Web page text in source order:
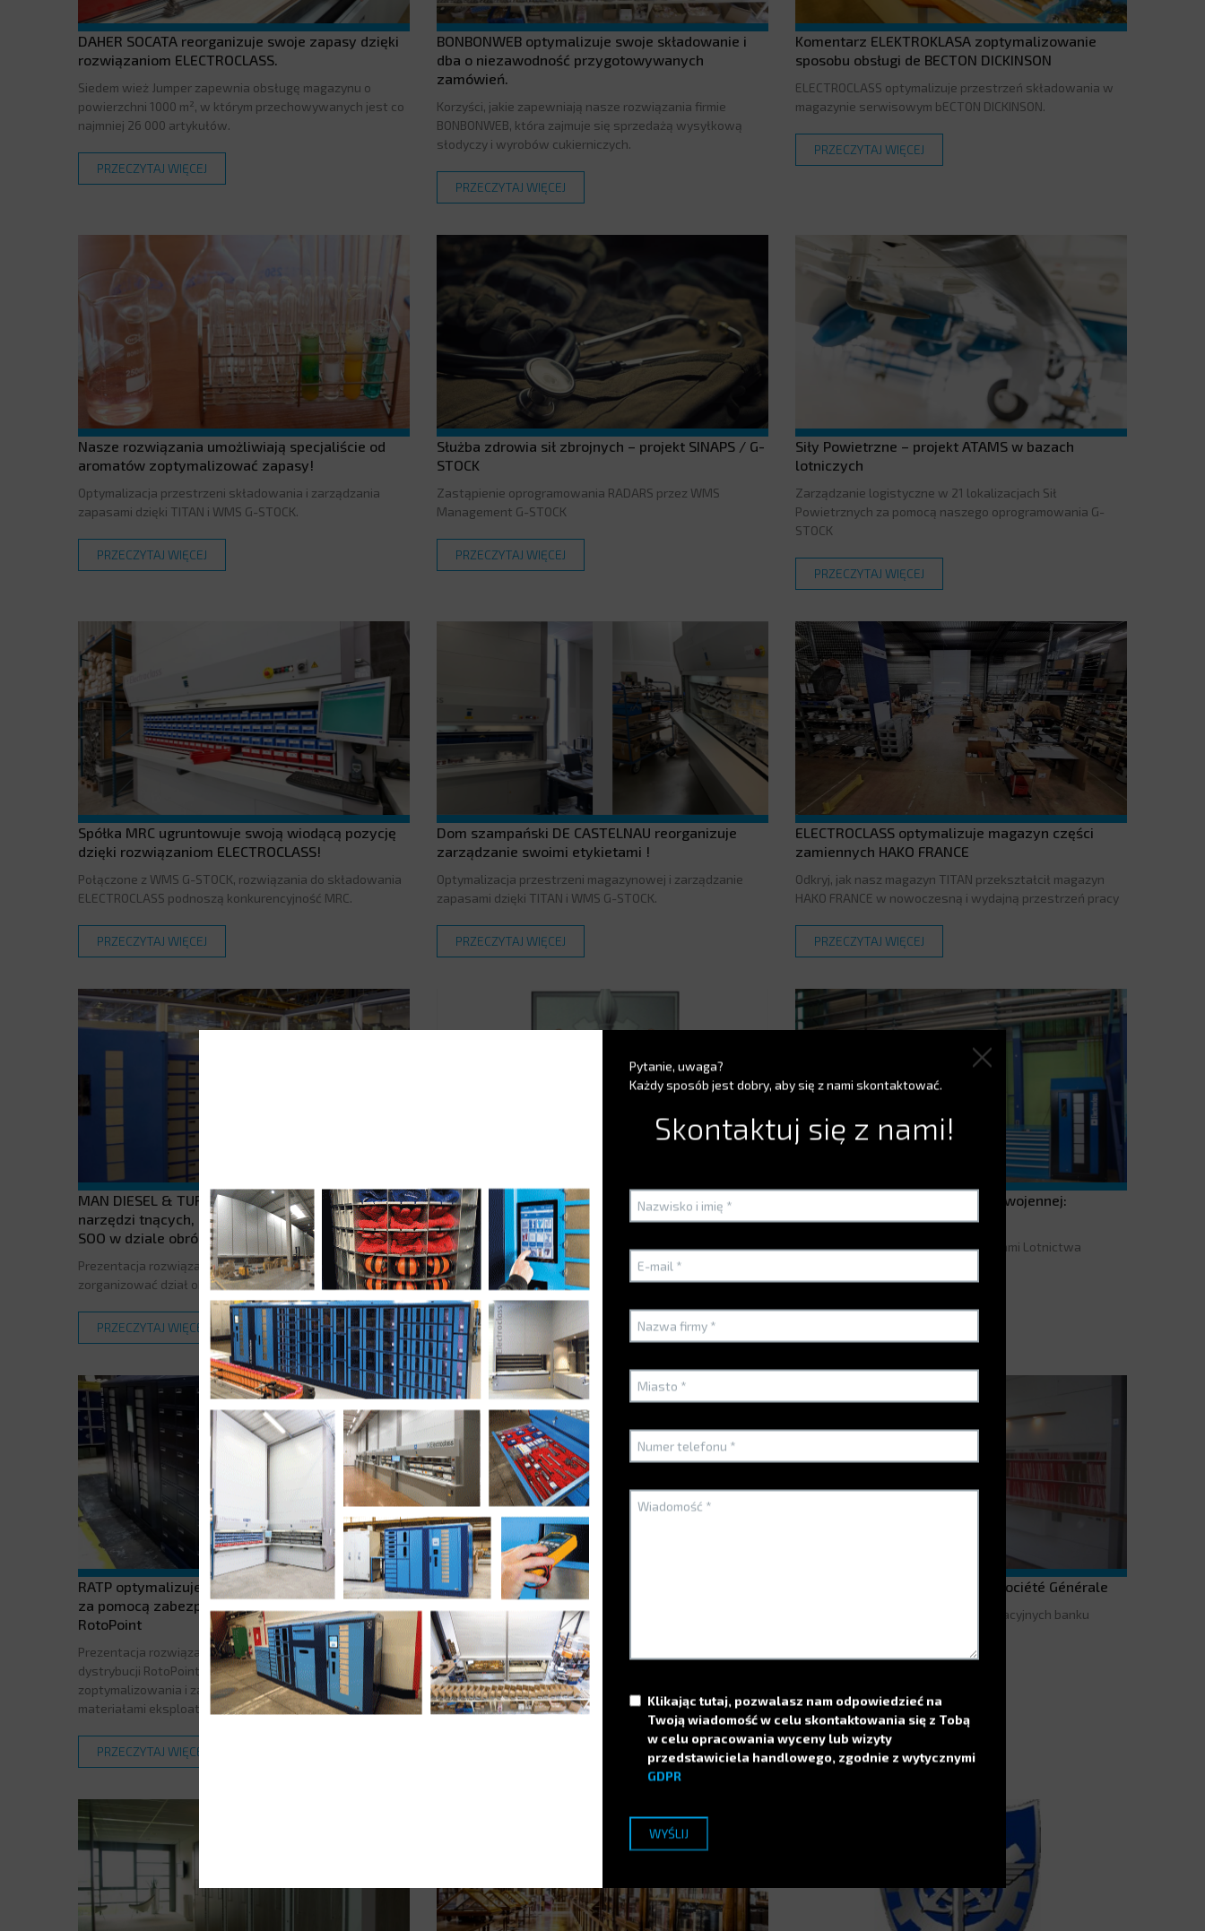
DAHER SOCATA reorganizuje swoje zapasy dzięki
rozwiązaniom ELECTROCLASS.
Siedem wież Jumper zapewnia obsługę magazynu o
powierzchni 1000 m², w którym przechowywanych jest co
najmniej 26 000 artykułów.
PRZECZYTAJ WIĘCEJ
BONBONWEB optymalizuje swoje składowanie i
dba o niezawodność przygotowywanych
zamówień.
Korzyści, jakie zapewniają nasze rozwiązania firmie
BONBONWEB, która zajmuje się sprzedażą wysyłkową
słodyczy i wyrobów cukierniczych.
PRZECZYTAJ WIĘCEJ
Komentarz ELEKTROKLASA zoptymalizowanie
sposobu obsługi de BECTON DICKINSON
ELECTROCLASS optymalizuje przestrzeń składowania w
magazynie serwisowym bECTON DICKINSON.
PRZECZYTAJ WIĘCEJ
Nasze rozwiązania umożliwiają specjaliście od
aromatów zoptymalizować zapasy!
Optymalizacja przestrzeni składowania i zarządzania
zapasami dzięki TITAN i WMS G-STOCK.
PRZECZYTAJ WIĘCEJ
Służba zdrowia sił zbrojnych – projekt SINAPS / G-
STOCK
Zastąpienie oprogramowania RADARS przez WMS
Management G-STOCK
PRZECZYTAJ WIĘCEJ
Siły Powietrzne – projekt ATAMS w bazach
lotniczych
Zarządzanie logistyczne w 21 lokalizacjach Sił
Powietrznych za pomocą naszego oprogramowania G-
STOCK
PRZECZYTAJ WIĘCEJ
Spółka MRC ugruntowuje swoją wiodącą pozycję
dzięki rozwiązaniom ELECTROCLASS!
Połączone z WMS G-STOCK, rozwiązania do składowania
ELECTROCLASS podnoszą konkurencyjność MRC.
PRZECZYTAJ WIĘCEJ
Dom szampański DE CASTELNAU reorganizuje
zarządzanie swoimi etykietami !
Optymalizacja przestrzeni magazynowej i zarządzanie
zapasami dzięki TITAN i WMS G-STOCK.
PRZECZYTAJ WIĘCEJ
ELECTROCLASS optymalizuje magazyn części
zamiennych HAKO FRANCE
Odkryj, jak nasz magazyn TITAN przekształcił magazyn
HAKO FRANCE w nowoczesną i wydajną przestrzeń pracy
PRZECZYTAJ WIĘCEJ
MAN DIESEL & TURBO optymalizuje zapasy
narzędzi tnących, materiałów eksploatacyjnych i
SOO w dziale obróbki.
Prezentacja rozwiązania ELECTROCLASS, które ma
zorganizować dział obróbki.
PRZECZYTAJ WIĘCEJ
Zarządzanie magazynami 13. bazy BSMAT w
Moulins
Wdrożenie WMS G-STOCK w ramach projektu
urbanistycznego QF MCO-T.
PRZECZYTAJ WIĘCEJ
Centrum logistyczne marynarki wojennej:
implementacja WMS G-STOCK
Reorganizacja zarządzania magazynami Lotnictwa
PRZECZYTAJ WIĘCEJ
RATP optymalizuje zarządzanie swoim sprzętem
za pomocą zabezpieczonego dystrybutora
RotoPoint
Prezentacja rozwiązania z zakresu zabezpieczonej
dystrybucji RotoPoint, przeznaczonej do
zoptymalizowania i zabezpieczenia zarządzania
materiałami eksploatacyjnymi, SOO i oprzyrządowania.
PRZECZYTAJ WIĘCEJ
Electroclass zabezpiecza u francuskiego
producenta samolotów wyposażenie warte ponad
1 mln EUR
Electroclass opracowuje rozwiązania na miarę, aby
udostępniać tablety PC w całkowicie bezpieczny sposób.
PRZECZYTAJ WIĘCEJ
Uproszczenie segregacji: bank Société Générale
Reorganizacja 180 działów administracyjnych banku
Pytanie, uwaga?
Każdy sposób jest dobry, aby się z nami skontaktować.
Skontaktuj się z nami!
Klikając tutaj, pozwalasz nam odpowiedzieć na
Twoją wiadomość w celu skontaktowania się z Tobą
w celu opracowania wyceny lub wizyty
przedstawiciela handlowego, zgodnie z wytycznymi
GDPR